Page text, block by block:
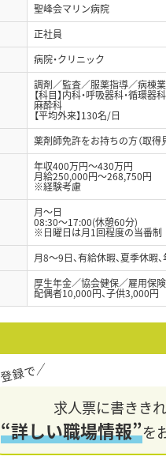
聖峰会マリン病院
正社員
病院・クリニック
調剤／監査／服薬指導／病棟
【科目】内科・呼吸器科・循環器
麻酔科
【平均外来】130名/日
薬剤師免許をお持ちの方（取得
年収400万円～430万円
月給250,000円～268,750円
※経験考慮
月～日
08:30～17:00(休憩60分)
※日曜日は月1回程度の当番制
月8～9日、有給休暇、夏季休暇
厚生年金／協会健保／雇用保
配偶者10,000円、子供3,000円
求人票に書きき
“詳しい職場情報”を